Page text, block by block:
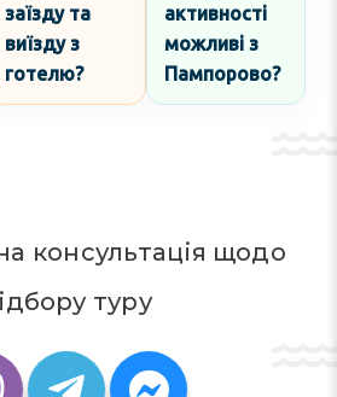
заїзду та
виїзду з
готелю?
активності
можливі з
Пампорово?
консультація щодо
туру